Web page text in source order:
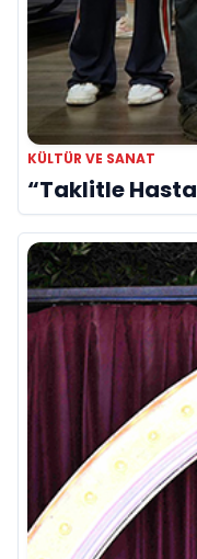
KÜLTÜR VE SANAT
“Taklitle